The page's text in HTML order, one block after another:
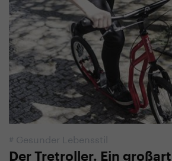
# Gesunder Lebensstil
Der Tretroller. Ein